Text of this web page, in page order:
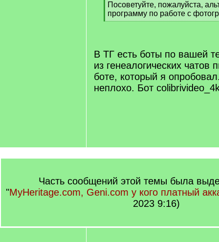
Посоветуйте, пожалуйста,
программу по работе с
[
В ТГ есть боты по вашей
из генеалогических чатов
боте, который я
неплохо. Бот
Часть сообщений этой темы была
"MyHeritage.com, Geni.com у кого платный
2023 9:16)